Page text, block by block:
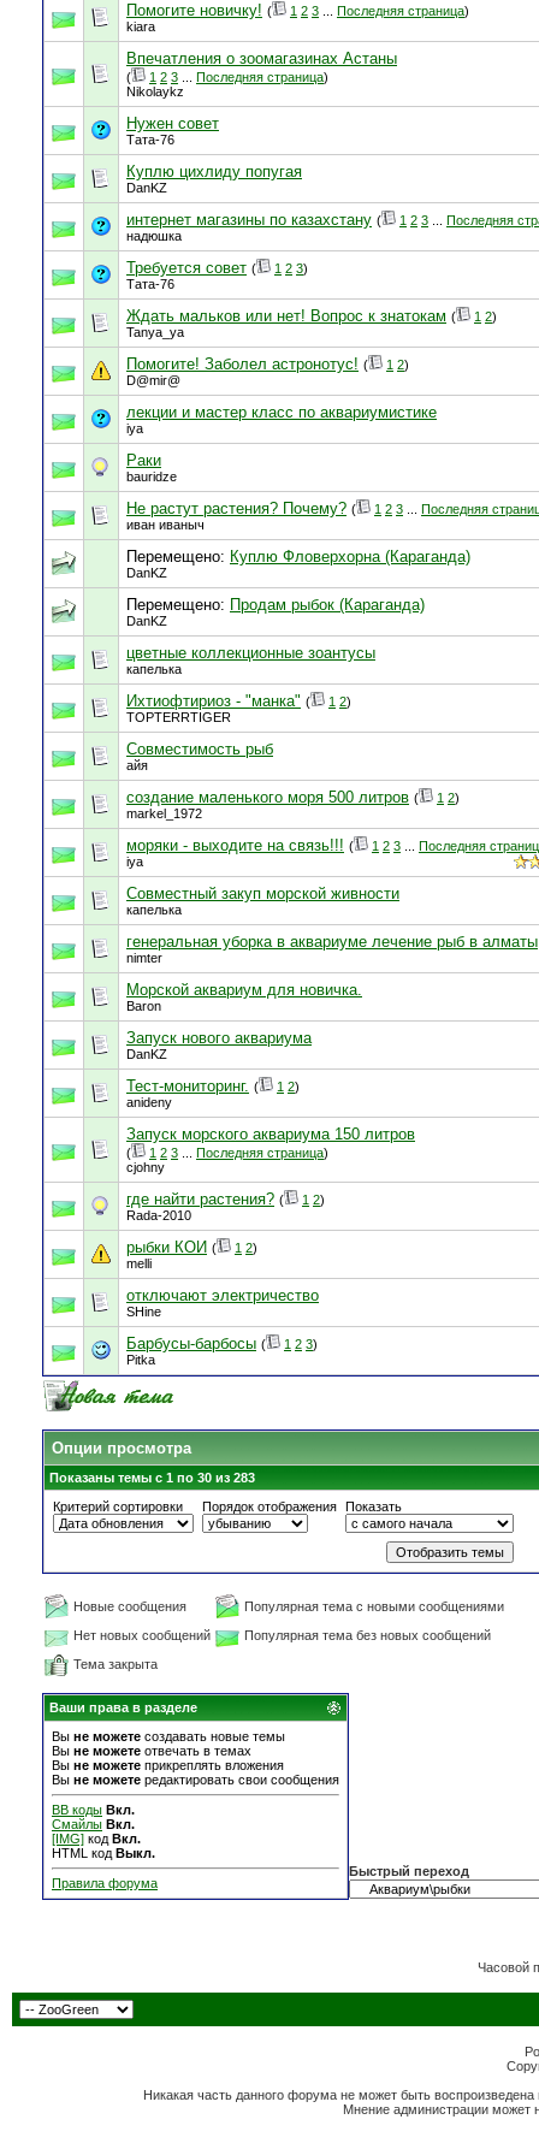
Помогите новичку! ( 1 2 3 Последняя страница)
kiara
Впечатления о зоомагазинах Астаны
( 1 2 3 Последняя страница)
Nikolaykz
Нужен совет
Тата-76
Куплю цихлиду попугая
DanKZ
интернет магазины по казахстану ( 1 2 3
Последняя
надюшка
Требуется совет ( 1 2 3)
Тата-76
Ждать мальков или нет! Вопрос к знатокам ( 1 2)
Tanya_ya
Помогите! Заболел астронотус! ( 1 2)
D@mir@
лекции и мастер класс по аквариумистике
iya
Раки
bauridze
Не растут растения? Почему? ( 1 2 3
Последняя
иван иваныч
Перемещено: Куплю Фловерхорна (Караганда)
DanKZ
Перемещено: Продам рыбок (Караганда)
DanKZ
цветные коллекционные зоантусы
капелька
Ихтиофтириоз - "манка" ( 1 2)
TOPTERRTIGER
Совместимость рыб
айя
создание маленького моря 500 литров ( 1 2)
markel_1972
моряки - выходите на связь!!! ( 1 2 3
Последняя
iya
Совместный закуп морской живности
капелька
генеральная уборка в аквариуме лечение рыб в алматы
nimter
Морской аквариум для новичка.
Baron
Запуск нового аквариума
DanKZ
Тест-мониторинг. ( 1 2)
anideny
Запуск морского аквариума 150 литров
( 1 2 3 Последняя страница)
cjohny
где найти растения? ( 1 2)
Rada-2010
рыбки КОИ ( 1 2)
melli
отключают электричество
SHine
Барбусы-барбосы ( 1 2 3)
Pitka
Опции просмотра
Показаны темы с 1 по 30 из 283
Критерий сортировки
Порядок отображения Показать
Новые сообщения
Популярная тема с новыми сообщениями
Нет новых сообщений
Популярная тема без новых сообщений
Тема закрыта
Ваши права в разделе
Вы не можете создавать новые темы
Вы не можете отвечать в темах
Вы не можете прикреплять вложения
Вы не можете редактировать свои сообщения
BB коды Вкл.
Смайлы Вкл.
[IMG] код Вкл.
HTML код Выкл.
Правила форума
Быстрый переход
Часовой
Никакая часть данного форума не может быть
Мнение администрации может